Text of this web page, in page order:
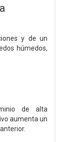
y de un
húmedos,
de alta
aumenta un